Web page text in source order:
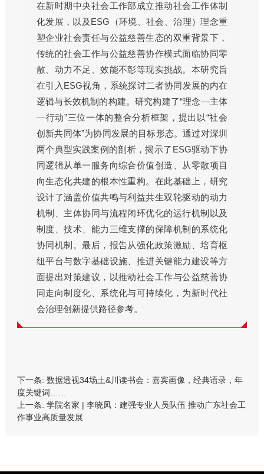
在新时期中央社会工作部成立推动社会工作体制
化发展，以及ESG（环境、社会、治理）理念重
塑企业社会责任与公益慈善生态的双重背景下，
传统的社会工作与公益慈善协作模式面临协同零
散、动力不足、效能不彰等现实挑战。本研究旨
在引入ESG视角，系统探讨二者协同发展的内在
逻辑与长效机制的构建。研究构建了“理念—主体
—行动”三位一体的整合分析框架，提出以“社会
创新共同体”为协同发展的目标形态。通过对深圳
两个典型实践案例的剖析，揭示了ESG驱动下协
同逻辑从单一服务向综合价值创造、从零散项目
向生态化共建的根本性重构。在此基础上，研究
设计了涵盖价值共鸣与利益共生双轮驱动的动力
机制、主体协同与流程闭环优化的运行机制以及
制度、技术、能力三维支撑的保障机制的系统化
协同机制。最后，报告从强化政策激励、培育枢
纽平台与数字基础设施、推进关键能力建设等方
面提出对策建议，以推动社会工作与公益慈善协
同走向制度化、系统化与可持续化，为新时代社
会治理创新提供路径参考。
下一条: 数据透视34场土&川读书会：嘉宾画像，经典语录，年
度关键词……
上一条: 学院名家 | 李晓凤：建强专业人员队伍 推动广东社会工
作事业高质量发展